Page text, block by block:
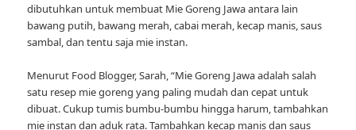
dibutuhkan untuk membuat Mie Goreng Jawa antara lain
bawang putih, bawang merah, cabai merah, kecap manis, saus
sambal, dan tentu saja mie instan.
Menurut Food Blogger, Sarah, “Mie Goreng Jawa adalah salah
satu resep mie goreng yang paling mudah dan cepat untuk
dibuat. Cukup tumis bumbu-bumbu hingga harum, tambahkan
mie instan dan aduk rata. Tambahkan kecap manis dan saus